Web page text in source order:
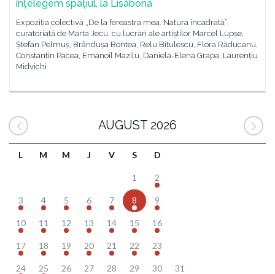
înțelegem spațiul, la Lisabona
Expoziția colectivă „De la fereastra mea. Natura încadrată”,
curatoriată de Marta Jecu, cu lucrări ale artiștilor Marcel Lupșe,
Ștefan Pelmuș, Brândușa Bontea, Relu Bițulescu, Flora Răducanu,
Constantin Pacea, Emanoil Mazilu, Daniela-Elena Grapa, Laurențiu
Midvichi
AUGUST 2026
L M M J V S D
1 2
3 4 5 6 7 8 9
10 11 12 13 14 15 16
17 18 19 20 21 22 23
24 25 26 27 28 29 30 31